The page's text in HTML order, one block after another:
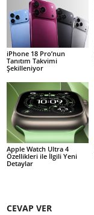
iPhone 18 Pro’nun
Tanıtım Takvimi
Şekilleniyor
Apple Watch Ultra 4
Özellikleri ile İlgili Yeni
Detaylar
CEVAP VER